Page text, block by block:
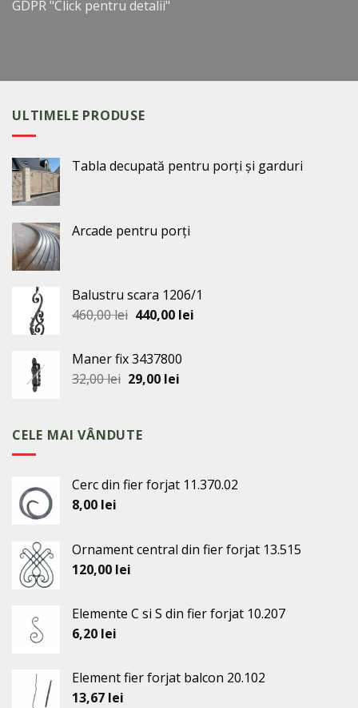
GDPR"Click pentru detalii"
ULTIMELE PRODUSE
Tabla decupată pentru porți și garduri
Arcade pentru porți
Balustru scara 1206/1
460,00lei Prețul
fost:
460,00 lei.
440,00 leiPrețul
Maner fix 3437800
32,00lei Prețul
fost:
32,00 lei.
29,00 leiPrețul
CELE MAI VÂNDUTE
Cerc din fier forjat 11.370.02
8,00 lei
Ornament central din fier forjat 13.515
120,00 lei
Elemente C si S din fier forjat 10.207
6,20 lei
Element fier forjat balcon 20.102
13,67 lei